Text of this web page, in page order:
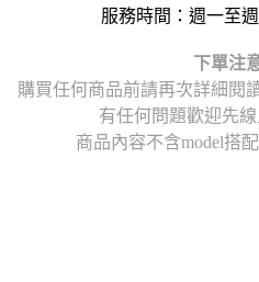
服務時間：週一至
下單注
購買任何商品前請再次詳細閱
有任何問題歡迎先
商品內容不含model搭